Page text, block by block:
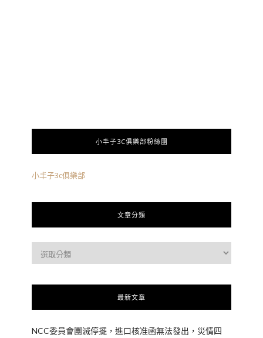
小丰子3C俱樂部粉絲團
小丰子3c俱樂部
文章分類
最新文章
NCC委員會團滅停擺，進口核准函無法發出，災情四